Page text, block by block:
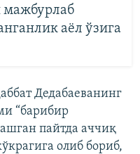
аёл ўзига
Дедабаеванинг
“барибир
пайтда аччиқ
олиб бориб,